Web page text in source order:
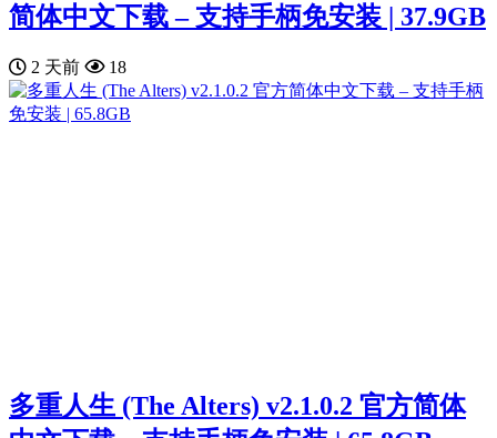
简体中文下载 – 支持手柄免安装 | 37.9GB
2 天前 18
多重人生 (The Alters) v2.1.0.2 官方简体